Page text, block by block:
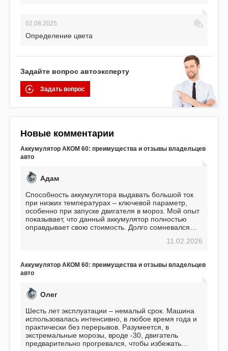
02.08.2025
Определение цвета
Задайте вопрос автоэксперту
Задать вопрос
Новые комментарии
Аккумулятор АКОМ 60: преимущества и отзывы владельцев
авто
Адам
Способность аккумулятора выдавать большой ток
при низких температурах – ключевой параметр,
особенно при запуске двигателя в мороз. Мой опыт
показывает, что данный аккумулятор полностью
оправдывает свою стоимость. Долго сомневался
пожалел. Считаю, что это отличное вложение,11.02.2026
Аккумулятор АКОМ 60: преимущества и отзывы владельцев
авто
Олег
Шесть лет эксплуатации – немалый срок. Машина
использовалась интенсивно, в любое время года и
практически без перерывов. Разумеется, в
экстремальные морозы, вроде -30, двигатель
предварительно прогревался, чтобы избежать